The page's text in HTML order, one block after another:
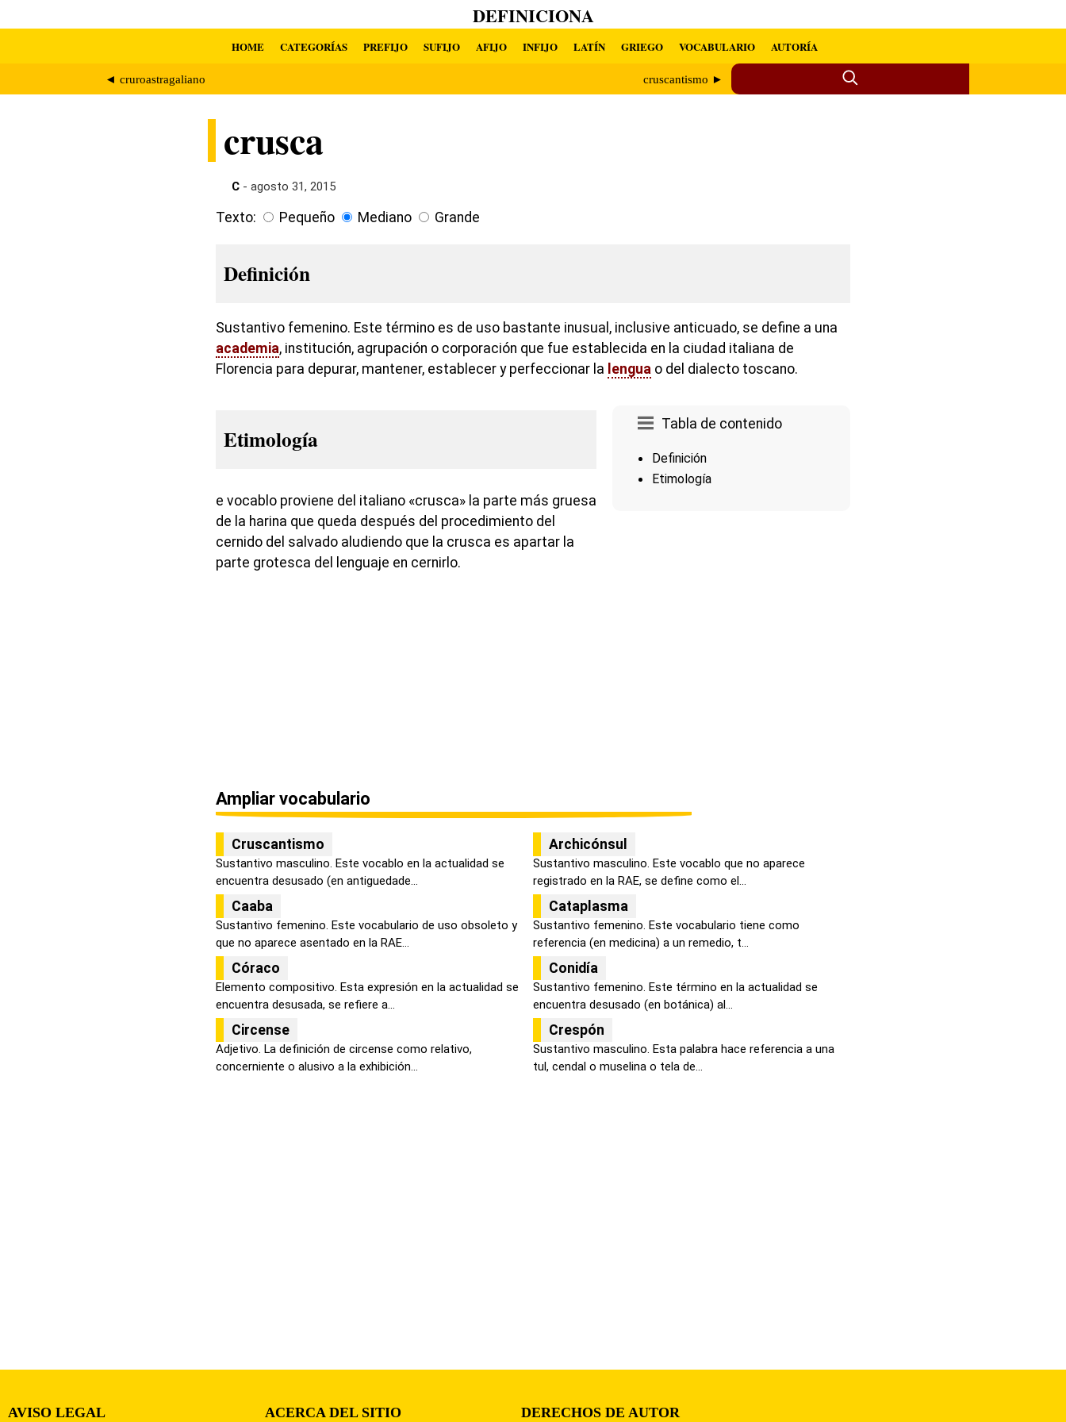
DEFINICIONA
HOME CATEGORÍAS PREFIJO SUFIJO AFIJO INFIJO LATÍN GRIEGO VOCABULARIO AUTORÍA
◄ cruroastragaliano cruscantismo ►
crusca
C - agosto 31, 2015
Texto: Pequeño Mediano Grande
Definición
Sustantivo femenino. Este término es de uso bastante inusual, inclusive anticuado, se define a una
academia, institución, agrupación o corporación que fue establecida en la ciudad italiana de
Florencia para depurar, mantener, establecer y perfeccionar la lengua o del dialecto toscano.
Tabla de contenido
Definición
Etimología
Etimología
e vocablo proviene del italiano «crusca» la parte más gruesa
de la harina que queda después del procedimiento del
cernido del salvado aludiendo que la crusca es apartar la
parte grotesca del lenguaje en cernirlo.
Ampliar vocabulario
Cruscantismo
Sustantivo masculino. Este vocablo en la actualidad se
encuentra desusado (en antiguedade...
Archicónsul
Sustantivo masculino. Este vocablo que no aparece
registrado en la RAE, se define como el...
Caaba
Sustantivo femenino. Este vocabulario de uso obsoleto y
que no aparece asentado en la RAE...
Cataplasma
Sustantivo femenino. Este vocabulario tiene como
referencia (en medicina) a un remedio, t...
Córaco
Elemento compositivo. Esta expresión en la actualidad se
encuentra desusada, se refiere a...
Conidía
Sustantivo femenino. Este término en la actualidad se
encuentra desusado (en botánica) al...
Circense
Adjetivo. La definición de circense como relativo,
concerniente o alusivo a la exhibición...
Crespón
Sustantivo masculino. Esta palabra hace referencia a una
tul, cendal o muselina o tela de...
AVISO LEGAL ACERCA DEL SITIO DERECHOS DE AUTOR